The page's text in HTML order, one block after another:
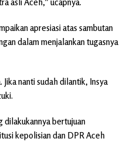
apresiasi atas sambutan
dalam menjalankan tugasnya
nanti sudah dilantik, Insya
dilakukannya bertujuan
kepolisian dan DPR Aceh